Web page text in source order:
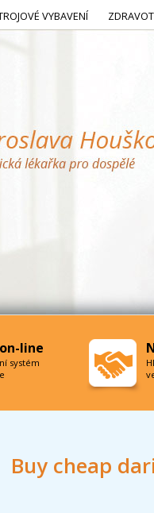
Buy cheap
VYBAVENÍ
line
systém